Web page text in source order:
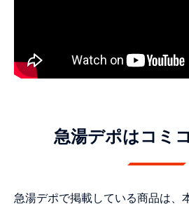
急湯デポはコミ
急湯デポで掲載している商品は、